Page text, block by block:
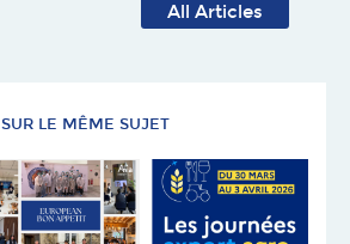
All Articles
SUR LE MÊME SUJET